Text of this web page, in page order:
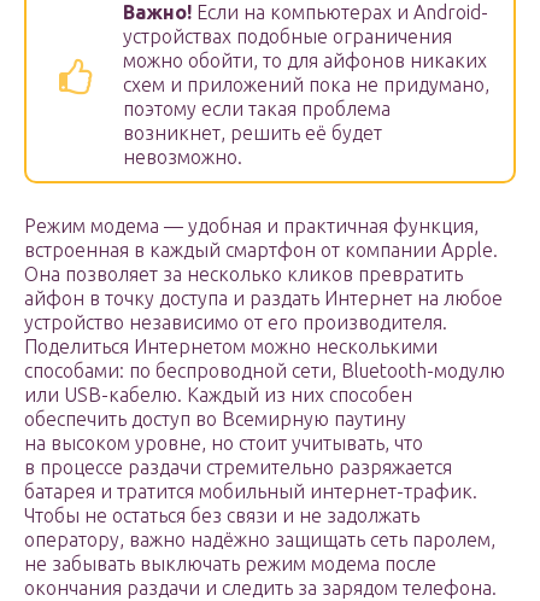
Важно! Если на компьютерах и Android-
устройствах подобные ограничения
можно обойти, то для айфонов никаких
схем и приложений пока не придумано,
поэтому если такая проблема
возникнет, решить её будет
невозможно.
Режим модема — удобная и практичная функция,
встроенная в каждый смартфон от компании Apple.
Она позволяет за несколько кликов превратить
айфон в точку доступа и раздать Интернет на любое
устройство независимо от его производителя.
Поделиться Интернетом можно несколькими
способами: по беспроводной сети, Bluetooth-модулю
или USB-кабелю. Каждый из них способен
обеспечить доступ во Всемирную паутину
на высоком уровне, но стоит учитывать, что
в процессе раздачи стремительно разряжается
батарея и тратится мобильный интернет-трафик.
Чтобы не остаться без связи и не задолжать
оператору, важно надёжно защищать сеть паролем,
не забывать выключать режим модема после
окончания раздачи и следить за зарядом телефона.